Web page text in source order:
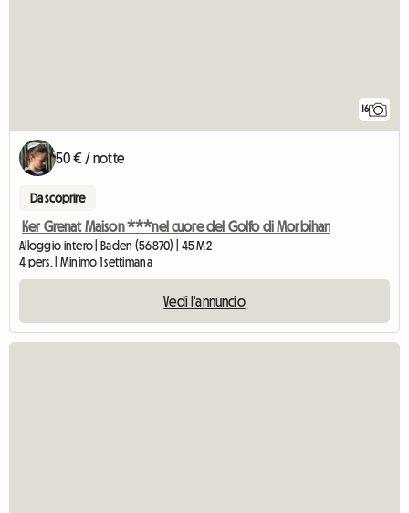
16
50 € / notte
Da scoprire
Ker Grenat Maison ***nel cuore del Golfo di Morbihan
Alloggio intero | Baden (56870) | 45 M2
4 pers. | Minimo 1 settimana
Vedi l'annuncio